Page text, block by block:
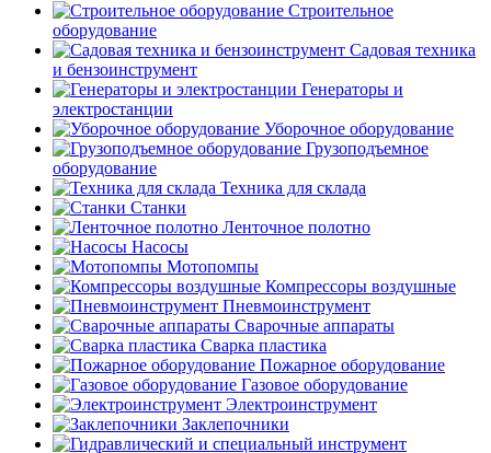
Строительное
оборудование
Садовая техника
и бензоинструмент
Генераторы и
электростанции
Уборочное оборудование
Грузоподъемное
оборудование
Техника для склада
Станки
Ленточное полотно
Насосы
Мотопомпы
Компрессоры воздушные
Пневмоинструмент
Сварочные аппараты
Сварка пластика
Пожарное оборудование
Газовое оборудование
Электроинструмент
Заклепочники